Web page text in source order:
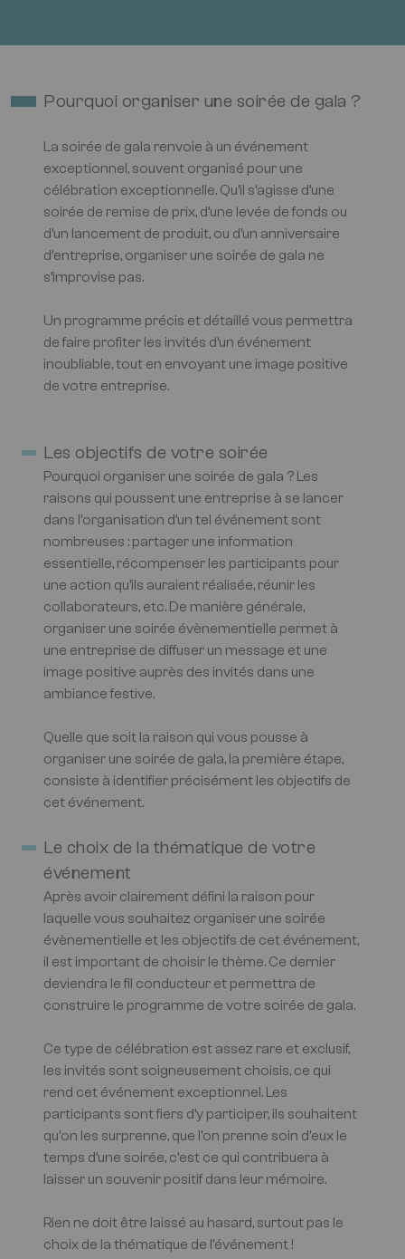
Pourquoi organiser une soirée de gala ?
La soirée de gala renvoie à un événement
exceptionnel, souvent organisé pour une
célébration exceptionnelle. Qu’il s’agisse d’une
soirée de remise de prix, d’une levée de fonds ou
d’un lancement de produit, ou d’un anniversaire
d’entreprise, organiser une soirée de gala ne
s’improvise pas.
Un programme précis et détaillé vous permettra
de faire profiter les invités d’un événement
inoubliable, tout en envoyant une image positive
de votre entreprise.
Les objectifs de votre soirée
Pourquoi organiser une soirée de gala ? Les
raisons qui poussent une entreprise à se lancer
dans l’organisation d’un tel événement sont
nombreuses : partager une information
essentielle, récompenser les participants pour
une action qu’ils auraient réalisée, réunir les
collaborateurs, etc. De manière générale,
organiser une soirée évènementielle permet à
une entreprise de diffuser un message et une
image positive auprès des invités dans une
ambiance festive.
Quelle que soit la raison qui vous pousse à
organiser une soirée de gala, la première étape,
consiste à identifier précisément les objectifs de
cet événement.
Le choix de la thématique de votre
événement
Après avoir clairement défini la raison pour
laquelle vous souhaitez organiser une soirée
évènementielle et les objectifs de cet événement,
il est important de choisir le thème. Ce dernier
deviendra le fil conducteur et permettra de
construire le programme de votre soirée de gala.
Ce type de célébration est assez rare et exclusif,
les invités sont soigneusement choisis, ce qui
rend cet événement exceptionnel. Les
participants sont fiers d’y participer, ils souhaitent
qu’on les surprenne, que l’on prenne soin d’eux le
temps d’une soirée, c’est ce qui contribuera à
laisser un souvenir positif dans leur mémoire.
Rien ne doit être laissé au hasard, surtout pas le
choix de la thématique de l’événement !